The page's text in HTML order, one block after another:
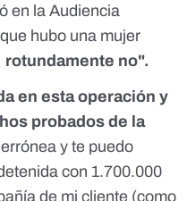
en la Audiencia
hubo una mujer
no".
en esta operación y
probados de la
y te puedo
con 1.700.000
de mi cliente (como